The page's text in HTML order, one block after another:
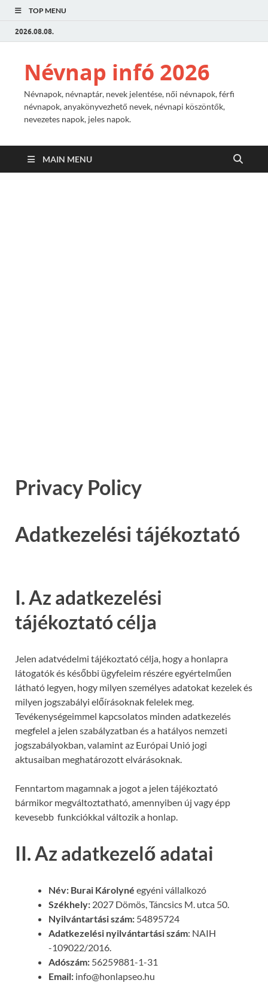
TOP MENU
2026.08.08.
Névnap infó 2026
Névnapok, névnaptár, nevek jelentése, női névnapok, férfi
névnapok, anyakönyvezhető nevek, névnapi köszöntők,
nevezetes napok, jeles napok.
MAIN MENU
Privacy Policy
Adatkezelési tájékoztató
I. Az adatkezelési
tájékoztató célja
Jelen adatvédelmi tájékoztató célja, hogy a honlapra
látogatók és későbbi ügyfeleim részére egyértelműen
látható legyen, hogy milyen személyes adatokat kezelek és
milyen jogszabályi előírásoknak felelek meg.
Tevékenységeimmel kapcsolatos minden adatkezelés
megfelel a jelen szabályzatban és a hatályos nemzeti
jogszabályokban, valamint az Európai Unió jogi
aktusaiban meghatározott elvárásoknak.
Fenntartom magamnak a jogot a jelen tájékoztató
bármikor megváltoztatható, amennyiben új vagy épp
kevesebb funkciókkal változik a honlap.
II. Az adatkezelő adatai
Név: Burai Károlyné egyéni vállalkozó
Székhely: 2027 Dömös, Táncsics M. utca 50.
Nyilvántartási szám: 54895724
Adatkezelési nyilvántartási szám: NAIH
-109022/2016.
Adószám: 56259881-1-31
Email: info@honlapseo.hu